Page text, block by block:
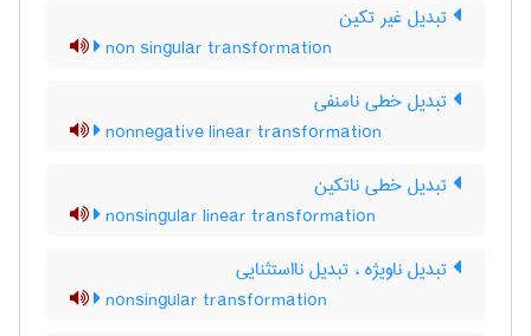
تبدیل غیر تکین
non singular transformation
تبدیل خطی نامنفی
nonnegative linear transformation
تبدیل خطی ناتکین
nonsingular linear transformation
تبدیل ناویژه ، تبدیل نااستثنایی
nonsingular transformation